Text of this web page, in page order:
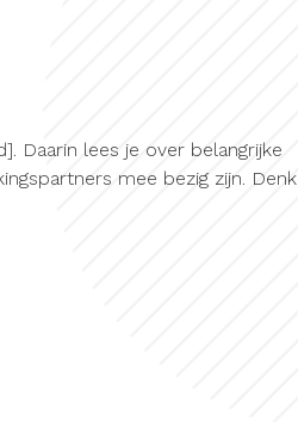
Daarin lees je over belangrijke
mee bezig zijn. Denk